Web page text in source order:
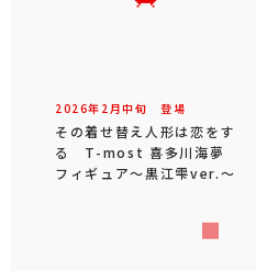
2026年 2 月中旬 登場
その着せ替え人形は恋をす
る T-most 喜多川海夢
フィギュア～黒江雫ver.～